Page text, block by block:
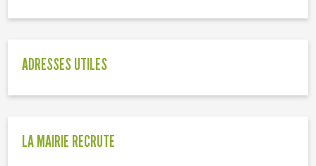
ADRESSES UTILES
LA MAIRIE RECRUTE